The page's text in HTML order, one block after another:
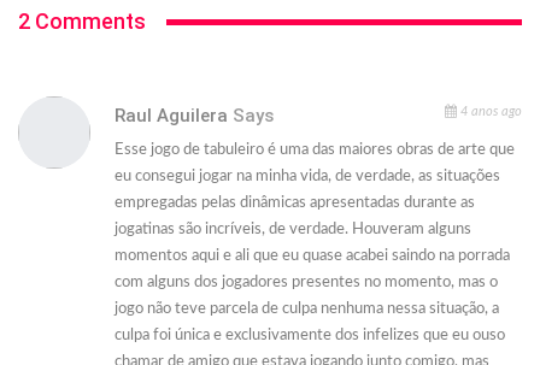
2 Comments
Raul Aguilera Says 4 anos ago
Esse jogo de tabuleiro é uma das maiores obras de arte que
eu consegui jogar na minha vida, de verdade, as situações
empregadas pelas dinâmicas apresentadas durante as
jogatinas são incríveis, de verdade. Houveram alguns
momentos aqui e ali que eu quase acabei saindo na porrada
com alguns dos jogadores presentes no momento, mas o
jogo não teve parcela de culpa nenhuma nessa situação, a
culpa foi única e exclusivamente dos infelizes que eu ouso